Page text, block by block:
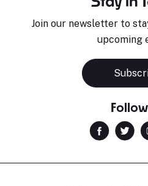
Join our newsletter to
upcoming